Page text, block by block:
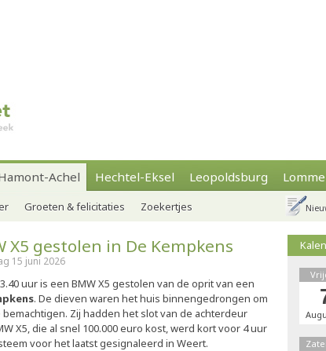
Achel Hechtel-Eksel Leopoldsburg
Groeten & felicitaties Zoekertjes
X5 gestolen in De Kempkens
15 juni 2026
uur is een BMW X5 gestolen van de oprit van een
. De dieven waren het huis binnengedrongen om
Zij hadden het slot van de achterdeur
X5, die al snel 100.000 euro kost, werd kort voor 4 uur
voor het laatst gesignaleerd in Weert.